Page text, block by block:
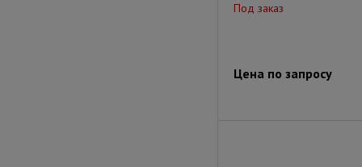
Под заказ
Цена по запросу